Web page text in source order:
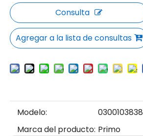
Consulta
Agregar a la lista de consultas
Modelo:
0300103838
Marca del producto: Primo